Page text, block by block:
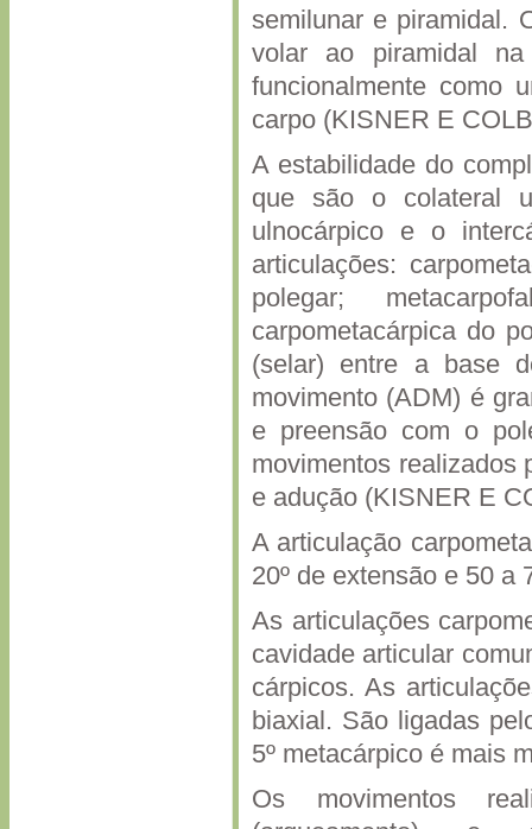
semilunar e piramidal.
volar ao piramidal
funcionalmente como
carpo (KISNER E
A estabilidade do
que são o colateral
ulnocárpico e o
articulações:
polegar;
carpometacárpica do
(selar) entre a base
movimento (ADM) é
e preensão com o
movimentos realizados
e adução (KISNER E
A articulação
20º de extensão e 50 a
As articulações
cavidade articular
cárpicos. As
biaxial. São ligadas
5º metacárpico é mais
Os movimentos